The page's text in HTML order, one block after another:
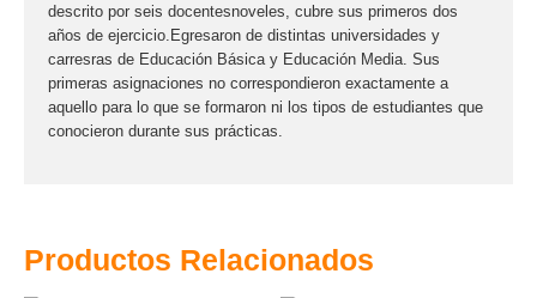
Productos Relacionados
descrito por seis docentesnoveles, cubre sus primeros dos
años de ejercicio.Egresaron de distintas universidades y
carresras de Educación Básica y Educación Media. Sus
primeras asignaciones no correspondieron exactamente a
aquello para lo que se formaron ni los tipos de estudiantes que
conocieron durante sus prácticas.